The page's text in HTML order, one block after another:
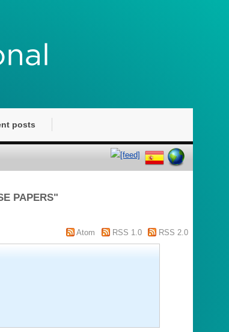
posts
PAPERS"
Atom RSS 1.0 RSS 2.0